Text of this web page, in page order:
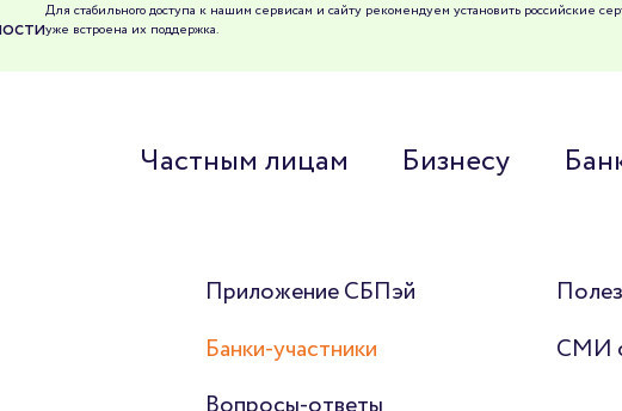
Для стабильного доступа к нашим сервисам и сайту рекомендуем установить российские
уже встроена их поддержка.
Частным лицам Бизнесу
Приложение СБПэй
Банки-участники
СМИ